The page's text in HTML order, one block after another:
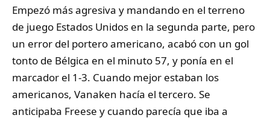
Empezó más agresiva y mandando en el terreno
de juego Estados Unidos en la segunda parte, pero
un error del portero americano, acabó con un gol
tonto de Bélgica en el minuto 57, y ponía en el
marcador el 1-3. Cuando mejor estaban los
americanos, Vanaken hacía el tercero. Se
anticipaba Freese y cuando parecía que iba a